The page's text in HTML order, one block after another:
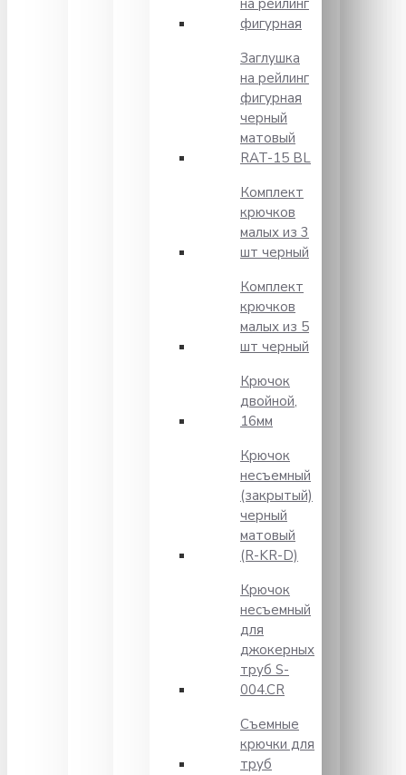
на рейлинг
фигурная
Заглушка
на рейлинг
фигурная
черный
матовый
RAT-15 BL
Комплект
крючков
малых из 3
шт черный
Комплект
крючков
малых из 5
шт черный
Крючок
двойной,
16мм
Крючок
несъемный
(закрытый)
черный
матовый
(R-KR-D)
Крючок
несъемный
для
джокерных
труб S-
004.CR
Съемные
крючки для
труб